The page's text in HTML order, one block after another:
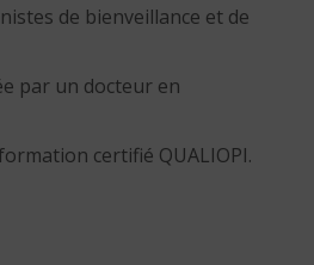
de bienveillance et de
par un docteur en
certifié QUALIOPI.